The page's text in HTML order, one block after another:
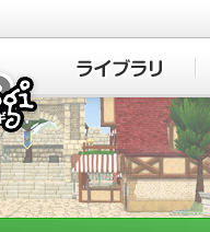
マビノギ